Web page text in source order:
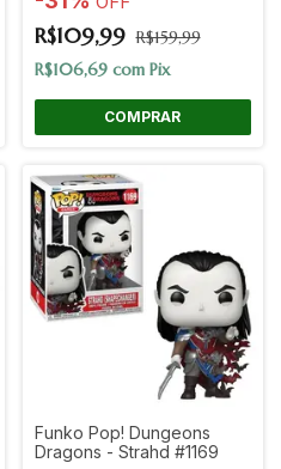
R$109,99 R$159,99
R$106,69 com Pix
Funko Pop! Dungeons
Dragons - Strahd #1169